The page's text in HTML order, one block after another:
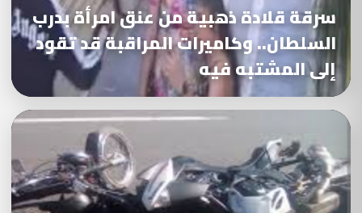
سرقة قلادة ذهبية من عنق امرأة بدرب
السلطان.. وكاميرات المراقبة قد تقود
إلى المشتبه فيه